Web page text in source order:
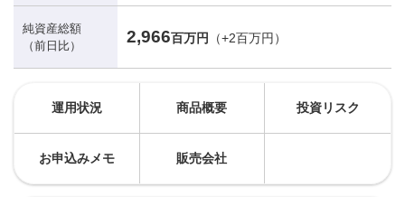
純資産総額
（前日比）
2,966百万円 （+2百万円）
運用状況 商品概要 投資リスク
お申込みメモ 販売会社